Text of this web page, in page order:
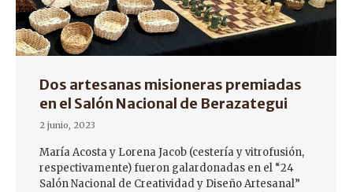
Dos artesanas misioneras premiadas
en el Salón Nacional de Berazategui
2 junio, 2023
María Acosta y Lorena Jacob (cestería y vitrofusión,
respectivamente) fueron galardonadas en el “24
Salón Nacional de Creatividad y Diseño Artesanal”